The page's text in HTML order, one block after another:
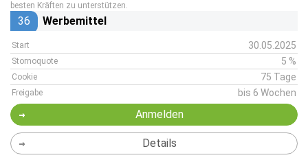
besten Kräften zu unterstützen.
36 Werbemittel
Start 30.05.2025
Stornoquote 5 %
Cookie 75 Tage
Freigabe bis 6 Wochen
Anmelden
Details